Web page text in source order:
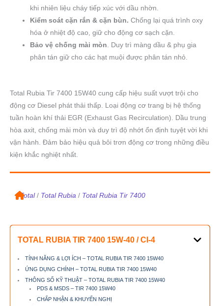
khi nhiên liệu cháy tiếp xúc với dầu nhờn.
Kiểm soát cặn rắn & cặn bùn. Chống lại quá trình oxy
hóa ở nhiệt độ cao, giữ cho động cơ sạch cặn.
Bảo vệ chống mài mòn . Duy trì màng dầu & phụ gia
phân tán giữ cho các hạt muội được phân tán nhỏ.
Total Rubia Tir 7400 15W40 cung cấp hiệu suất vượt trội cho
động cơ Diesel phát thải thấp. Loại động cơ trang bị hệ thống
tuần hoàn khí thải EGR (Exhaust Gas Recirculation). Dầu trung
hòa axit, chống mài mòn và duy trì độ nhớt ổn định tuyệt vời khi
vận hành. Đảm bảo hiệu quả bôi trơn động cơ trong những điều
kiện khắc nghiệt nhất.
/Total / Total Rubia / Total Rubia Tir 7400
TOTAL RUBIA TIR 7400 15W-40 / CI-4
TÍNH NĂNG & LỢI ÍCH – TOTAL RUBIA TIR 7400 15W40
ỨNG DỤNG CHÍNH – TOTAL RUBIA TIR 7400 15W40
THÔNG SỐ KỸ THUẬT – TOTAL RUBIA TIR 7400 15W40
PDS & MSDS – TIR 7400 15W40
CHẤP NHẬN & KHUYẾN NGHỊ